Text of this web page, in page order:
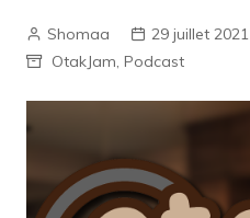
Shomaa 29 juillet 2021
OtakJam, Podcast